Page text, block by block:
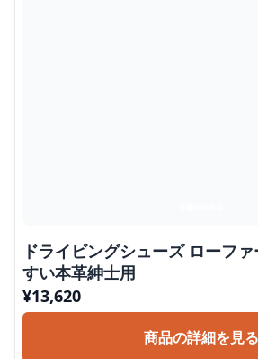
ドライビングシューズ ローフ
すい本革紳士用
¥13,620
商品の詳細を見る